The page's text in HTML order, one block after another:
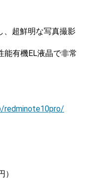
、超鮮明な写真撮影
能有機EL液晶で非常
redminote10pro/